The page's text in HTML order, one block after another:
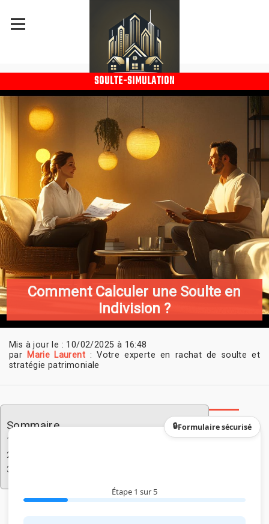
SOULTE-SIMULATION
Comment Calculer une Soulte en
Indivision ?
Mis à jour le : 10/02/2025 à 16:48
par
Marie Laurent: Votre experte en rachat de soulte et
stratégie patrimoniale
Sommaire
Rachat de soulte : chiffres clés à connaître
Étape 1 sur 5
Formulaire sécurisé